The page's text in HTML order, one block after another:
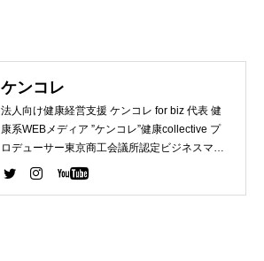
ケンコレ
法人向け健康経営支援 ケンコレ for biz 代表 健
康系WEBメディア ”ケンコレ”健康collective プ
ロデューサー東京商工会議所認定ビジネスマネ
ジャー 第一種衛生管理者 WEBデザイナー関西